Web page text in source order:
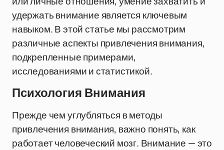
удержать внимание является ключевым
навыком. В этой статье мы рассмотрим
различные аспекты привлечения внимания,
подкрепленные примерами,
исследованиями и статистикой.
Психология Внимания
Прежде чем углубляться в методы
привлечения внимания, важно понять, как
работает человеческий мозг. Внимание — это